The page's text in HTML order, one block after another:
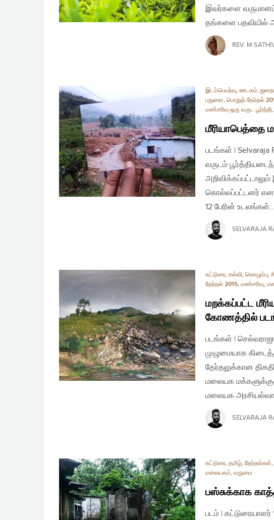
இவர்களை வருமானம்
தங்களை பதவியில்
REV.
இடம்பெயர்வு, ஊடகம்,
பதுளை, பொதுத் தேர்தல்
மண்சரிவு ஒரு வருட பூர்த்தி,
மீரியாபெத்தை
படங்கள் | Selvaraja
வருடம்
கொல்லப்பட்டனர் என
12 பேரின் உடலங்கள்…
SELVARAJA
கட்டுரை, கல்வி, கொழும்பு,
தேர்தல் 2015, மண்சரிவு,
மறக்கப்பட்ட
கோணத்தில்
படங்கள் |
முழுமையாக
தேர்தலுக்கான
மலையக
மலையக
SELVARAJA
கட்டுரை, தமிழ், தேர்தல்கள்,
மலையகம், வறுமை
பஸ்சுக்காக
படம் |